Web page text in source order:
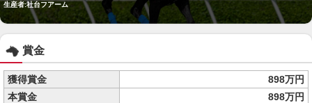
生産者:社台フアーム
賞金
獲得賞金
898万円
本賞金
898万円